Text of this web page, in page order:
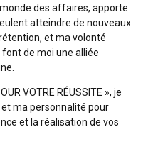
des affaires, apporte
atteindre de nouveaux
et ma volonté
de moi une alliée
VOTRE RÉUSSITE », je
ma personnalité pour
et la réalisation de vos